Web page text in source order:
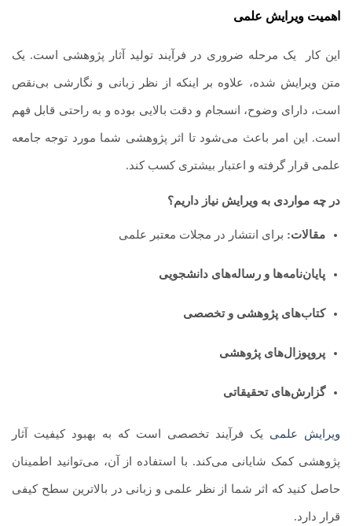
اهمیت ویرایش علمی
این کار یک مرحله ضروری در فرآیند تولید آثار پژوهشی است. یک
متن ویرایش شده، علاوه بر اینکه از نظر زبانی و نگارشی بی‌نقص
است، دارای وضوح، انسجام و دقت بالایی بوده و به راحتی قابل فهم
است. این امر باعث می‌شود تا اثر پژوهشی شما مورد توجه جامعه
علمی قرار گرفته و اعتبار بیشتری کسب کند.
در چه مواردی به ویرایش نیاز داریم؟
مقالات: برای انتشار در مجلات معتبر علمی
پایان‌نامه‌ها و رساله‌های دانشجویی
کتاب‌های پژوهشی و تخصصی
پروپوزال‌های پژوهشی
گزارش‌های تحقیقاتی
ویرایش علمی یک فرآیند تخصصی است که به بهبود کیفیت آثار
پژوهشی کمک شایانی می‌کند. با استفاده از آن، می‌توانید اطمینان
حاصل کنید که اثر شما از نظر علمی و زبانی در بالاترین سطح کیفی
قرار دارد.